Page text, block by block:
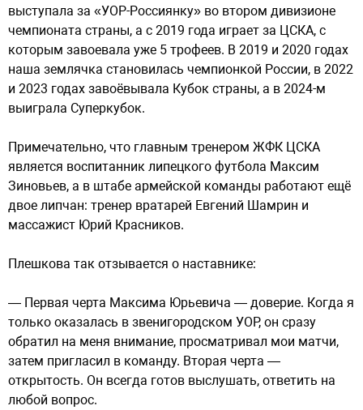
выступала за «УОР-Россиянку» во втором дивизионе
чемпионата страны, а с 2019 года играет за ЦСКА, с
которым завоевала уже 5 трофеев. В 2019 и 2020 годах
наша землячка становилась чемпионкой России, в 2022
и 2023 годах завоёвывала Кубок страны, а в 2024-м
выиграла Суперкубок.
Примечательно, что главным тренером ЖФК ЦСКА
является воспитанник липецкого футбола Максим
Зиновьев, а в штабе армейской команды работают ещё
двое липчан: тренер вратарей Евгений Шамрин и
массажист Юрий Красников.
Плешкова так отзывается о наставнике:
— Первая черта Максима Юрьевича — доверие. Когда я
только оказалась в звенигородском УОР, он сразу
обратил на меня внимание, просматривал мои матчи,
затем пригласил в команду. Вторая черта —
открытость. Он всегда готов выслушать, ответить на
любой вопрос.